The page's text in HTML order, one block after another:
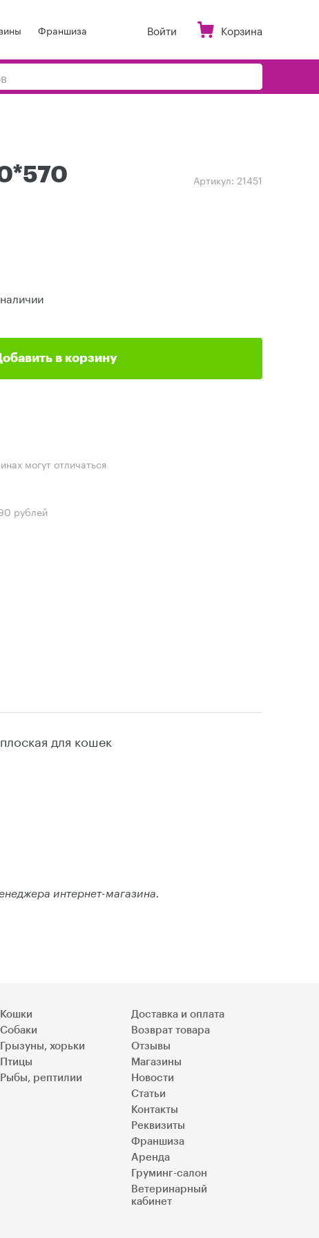
Франшиза Войти Корзина
Артикул: 21451
в корзину
могут отличаться
рублей
для кошек
интернет-магазина.
Кошки
Собаки
Грызуны, хорьки
Птицы
Рыбы, рептилии
Доставка и оплата
Возврат товара
Отзывы
Магазины
Новости
Статьи
Контакты
Реквизиты
Франшиза
Аренда
Груминг-салон
Ветеринарный
кабинет